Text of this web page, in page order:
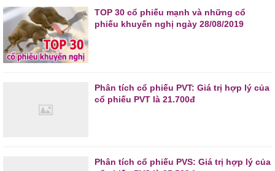
TOP 30 cổ phiếu mạnh và những cổ
phiếu khuyến nghị ngày 28/08/2019
Phân tích cổ phiếu PVT: Giá trị hợp lý của
cổ phiếu PVT là 21.700đ
Phân tích cổ phiếu PVS: Giá trị hợp lý của